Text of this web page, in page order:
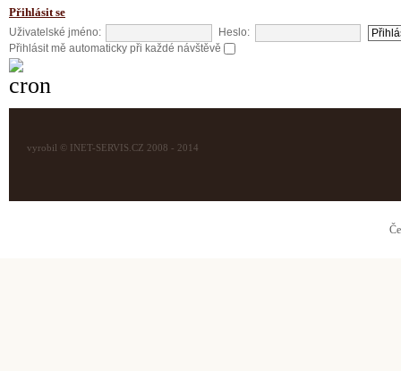
Přihlásit se
Uživatelské jméno:
Heslo:
Přihlásit mě automaticky při každé návštěvě
vyrobil © INET-SERVIS.CZ 2008 - 2014